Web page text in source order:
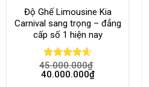
Độ Ghế Limousine Kia
Carnival sang trọng – đẳng
cấp số 1 hiện nay
Rated4.58
out of 5
45.000.000₫
40.000.000₫